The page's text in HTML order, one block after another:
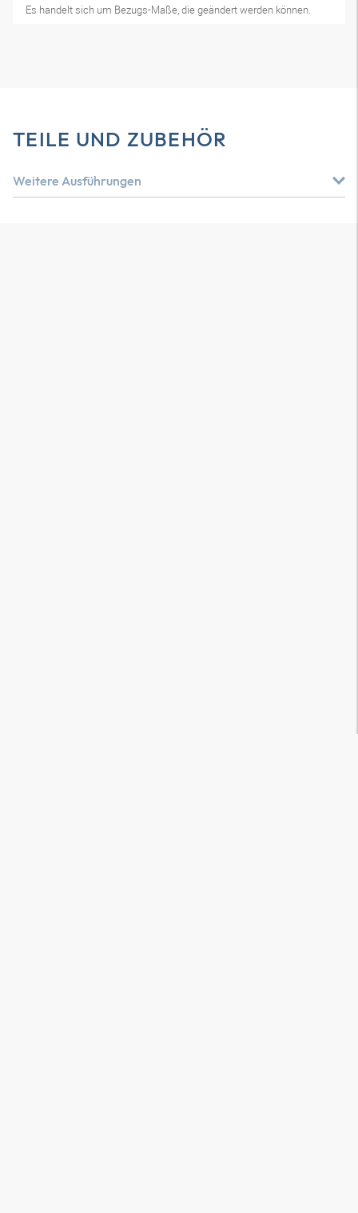
Es handelt sich um Bezugs-Maße, die geändert werden können.
TEILE UND ZUBEHÖR
Weitere Ausführungen